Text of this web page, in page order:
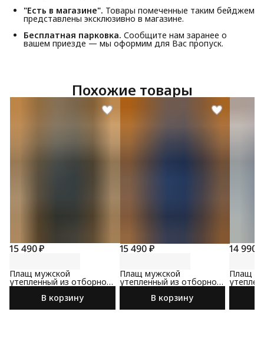
"Есть в магазине". Товары помеченные таким бейджем
представлены эксклюзивно в магазине.
Бесплатная парковка. Сообщите нам заранее о
вашем приезде — мы оформим для Вас пропуск.
Похожие товары
15 490 ₽
Плащ мужской
утепленный из отборной
ткани черного цвета
В корзину
15 490 ₽
Плащ мужской
утепленный из отборной
ткани синего цвета
В корзину
14 990 ₽
Плащ
синего